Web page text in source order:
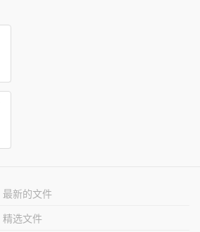
最新的文件
精选文件